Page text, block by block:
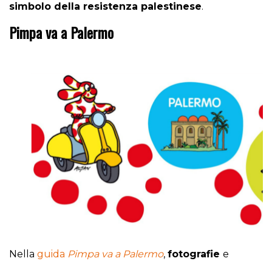
simbolo della resistenza palestinese.
Pimpa va a Palermo
Nella guida Pimpa va a Palermo, fotografie e